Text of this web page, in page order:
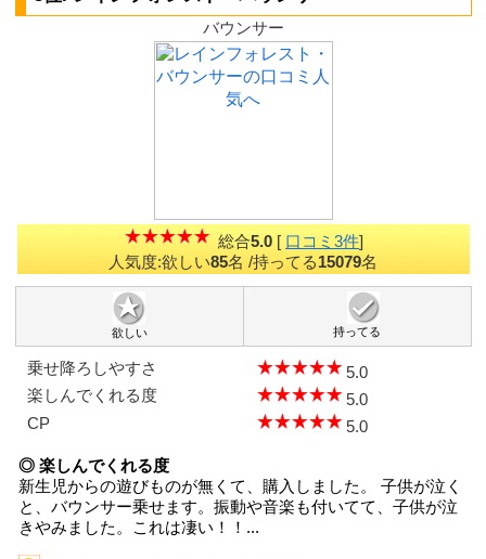
バウンサー
総合5.0[口コミ3件]
人気度:欲しい85名 /持ってる15079名
欲しい 持ってる
乗せ降ろしやすさ
5.0
楽しんでくれる度
5.0
CP
5.0
◎ 楽しんでくれる度
新生児からの遊びものが無くて、購入しました。 子供が泣く
と、バウンサー乗せます。振動や音楽も付いてて、子供が泣
きやみました。これは凄い！！...